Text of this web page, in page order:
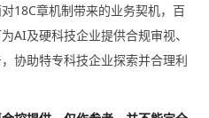
18C章机制带来的业务契机，百
AI及硬科技企业提供合规审视、
协助特专科技企业探索并合理利